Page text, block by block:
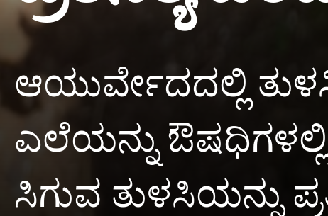
ಆಯುರ್ವೇದದಲ್ಲಿ
ಎಲೆಯನ್ನು ಔಷಧಿಗಳಲ್ಲಿ
ಸಿಗುವ ತುಳಸಿಯನ್ನು